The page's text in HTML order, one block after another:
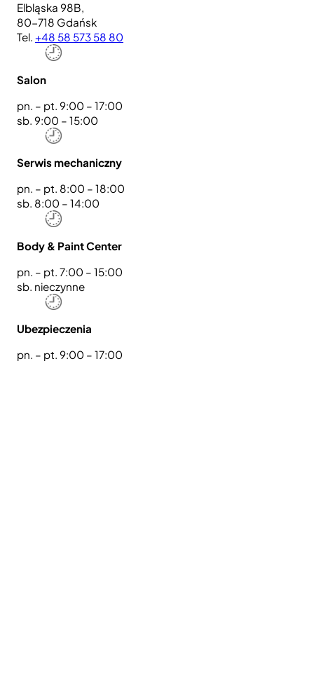
Elbląska 98B,
80-718 Gdańsk
Tel. +48 58 573 58 80
Salon
pn. – pt. 9:00 – 17:00
sb. 9:00 – 15:00
Serwis mechaniczny
pn. – pt. 8:00 – 18:00
sb. 8:00 – 14:00
Body & Paint Center
pn. – pt. 7:00 – 15:00
sb. nieczynne
Ubezpieczenia
pn. – pt. 9:00 – 17:00